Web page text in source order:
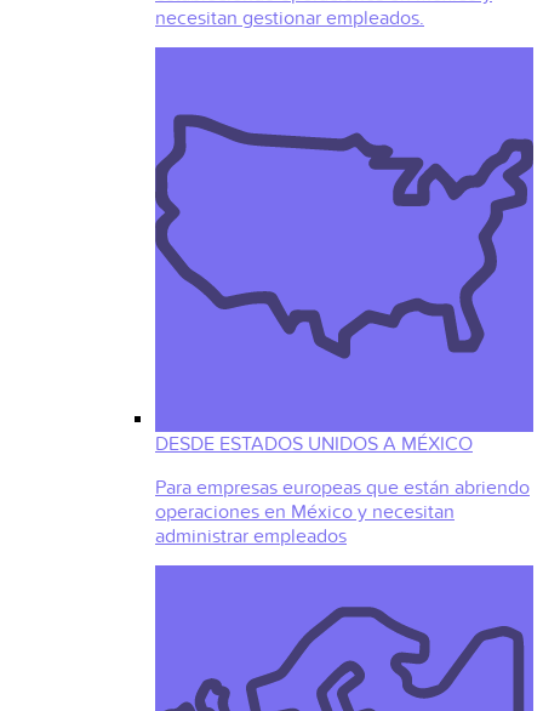
necesitan gestionar empleados.
DESDE ESTADOS UNIDOS A MÉXICO
Para empresas europeas que están abriendo
operaciones en México y necesitan
administrar empleados